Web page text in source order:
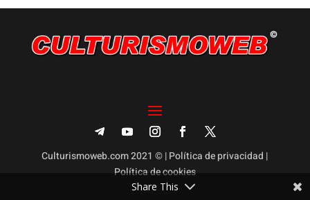
Culturismoweb.com 2021 © |Política de privacidad |
Política de cookies
Share This